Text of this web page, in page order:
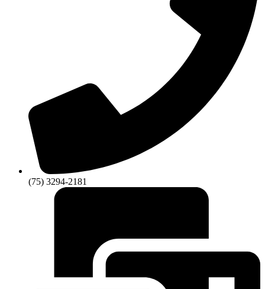
(75) 3294-2181